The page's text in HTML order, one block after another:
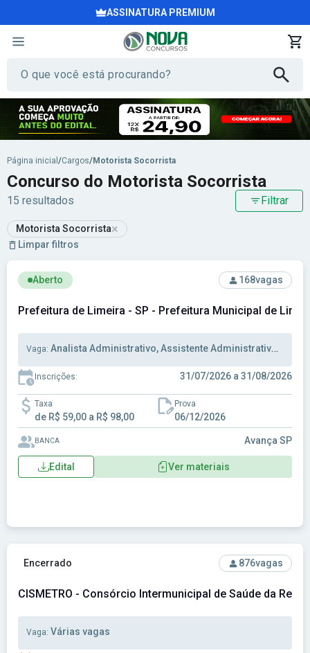
ASSINATURA PREMIUM
Página inicial /Cargos/Motorista Socorrista
Concurso do Motorista Socorrista
15 resultados Filtrar
Motorista Socorrista×
Limpar filtros
Ver concurso: Prefeitura de Limeira - SP - Prefeitura
Aberto 168vagas
Prefeitura de Limeira - SP - Prefeitura Municipal de
Vaga: Analista Administrativo, Assistente Administrativo, Auxiliar Administrativo
Inscrições: 31/07/2026 a 31/08/2026
Taxa
de R$ 59,00 a R$ 98,00
Prova
06/12/2026
BANCA Avança SP
Edital Ver materiais
Ver concurso: CISMETRO - Consórcio Intermunicipal de
Encerrado 876vagas
CISMETRO - Consórcio Intermunicipal de Saúde da
Vaga: Várias vagas